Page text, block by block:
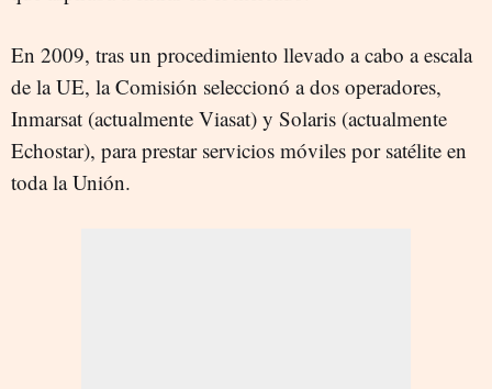
En 2009, tras un procedimiento llevado a cabo a escala
de la UE, la Comisión seleccionó a dos operadores,
Inmarsat (actualmente Viasat) y Solaris (actualmente
Echostar), para prestar servicios móviles por satélite en
toda la Unión.